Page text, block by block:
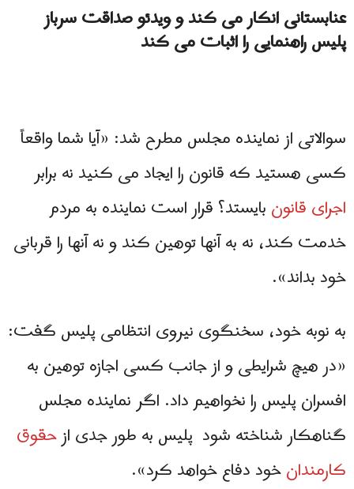
عنابستانی انکار می کند و ویدئو صداقت سرباز
پلیس راهنمایی را اثبات می کند
سوالاتی از نماینده مجلس مطرح شد: «آیا شما واقعاً
کسی هستید که قانون را ایجاد می کنید نه برابر
اجرای قانونبایستد؟ قرار است نماینده به مردم
خدمت کند، نه به آنها توهین کند و نه آنها را قربانی
خود بداند».
به نوبه خود، سخنگوی نیروی انتظامی پلیس گفت:
«در هیچ شرایطی و از جانب کسی اجازه توهین به
افسران پلیس را نخواهیم داد. اگر نماینده مجلس
گناهکار شناخته شود پلیس به طور جدی ازحقوق
کارمندانخود دفاع خواهد کرد».